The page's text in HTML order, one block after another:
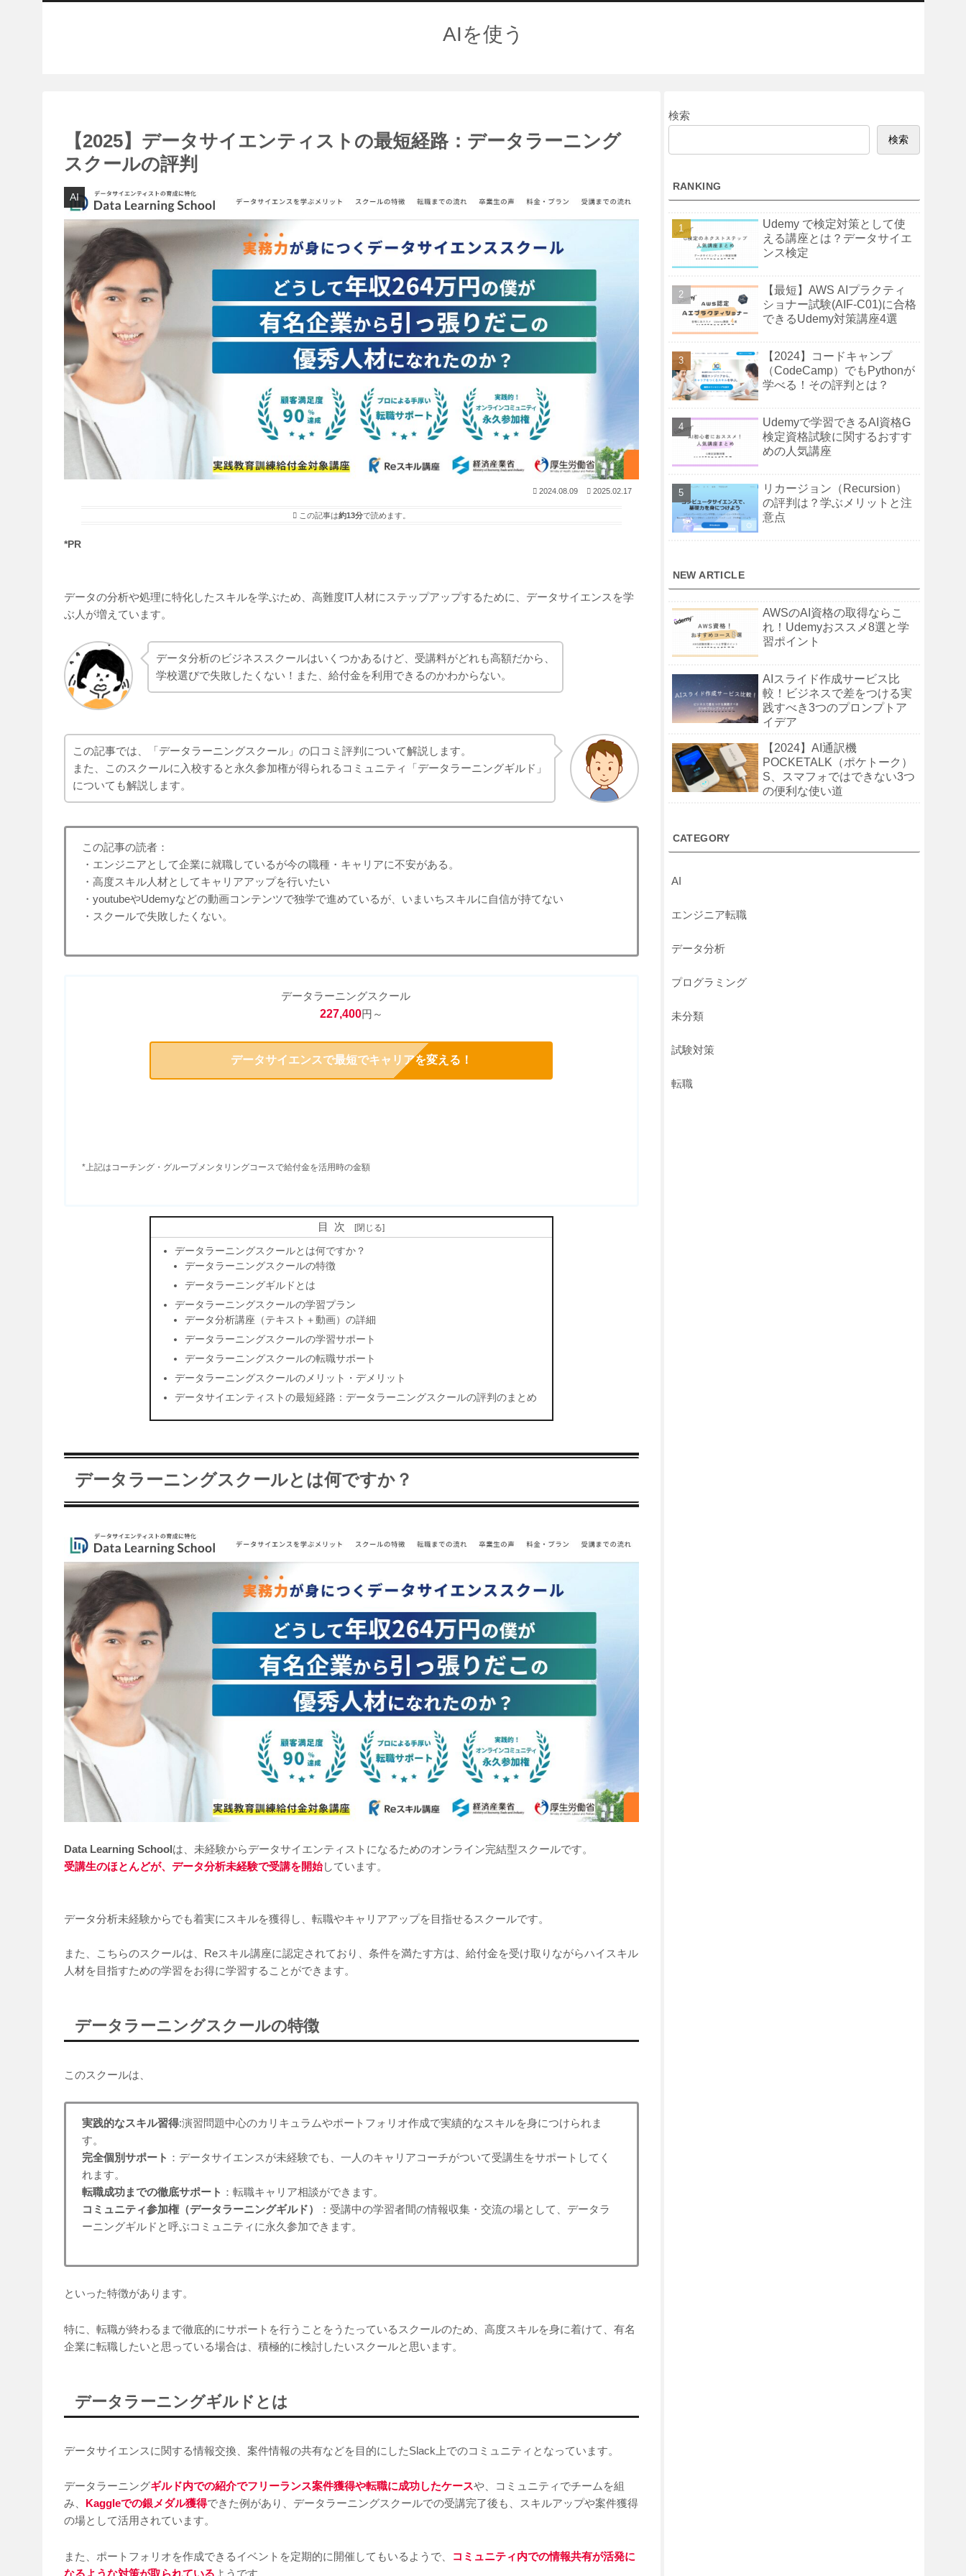
AIを使う
【2025】データサイエンティストの最短経路：データラーニング
スクールの評判
AI
2024.08.09 2025.02.17
この記事は約13分で読めます。
*PR
データの分析や処理に特化したスキルを学ぶため、高難度IT人材にステップアップするために、データサイエンスを学
ぶ人が増えています。
データ分析のビジネススクールはいくつかあるけど、受講料がどれも高額だから、
学校選びで失敗したくない！また、給付金を利用できるのかわからない。
この記事では、「データラーニングスクール」の口コミ評判について解説します。
また、このスクールに入校すると永久参加権が得られるコミュニティ「データラーニングギルド」
についても解説します。
この記事の読者：
・エンジニアとして企業に就職しているが今の職種・キャリアに不安がある。
・高度スキル人材としてキャリアアップを行いたい
・youtubeやUdemyなどの動画コンテンツで独学で進めているが、いまいちスキルに自信が持てない
・スクールで失敗したくない。
データラーニングスクール
227,400円～
データサイエンスで最短でキャリアを変える！
*上記はコーチング・グループメンタリングコースで給付金を活用時の金額
目次
データラーニングスクールとは何ですか？
データラーニングスクールの特徴
データラーニングギルドとは
データラーニングスクールの学習プラン
データ分析講座（テキスト＋動画）の詳細
データラーニングスクールの学習サポート
データラーニングスクールの転職サポート
データラーニングスクールのメリット・デメリット
データサイエンティストの最短経路：データラーニングスクールの評判のまとめ
データラーニングスクールとは何ですか？
Data Learning Schoolは、未経験からデータサイエンティストになるためのオンライン完結型スクールです。
受講生のほとんどが、データ分析未経験で受講を開始しています。
データ分析未経験からでも着実にスキルを獲得し、転職やキャリアアップを目指せるスクールです。
また、こちらのスクールは、Reスキル講座に認定されており、条件を満たす方は、給付金を受け取りながらハイスキル
人材を目指すための学習をお得に学習することができます。
データラーニングスクールの特徴
このスクールは、
実践的なスキル習得:演習問題中心のカリキュラムやポートフォリオ作成で実績的なスキルを身につけられま
す。
完全個別サポート ：データサイエンスが未経験でも、一人のキャリアコーチがついて受講生をサポートしてく
れます。
転職成功までの徹底サポート ：転職キャリア相談ができます。
コミュニティ参加権（データラーニングギルド）
：受講中の学習者間の情報収集・交流の場として、データラ
ーニングギルドと呼ぶコミュニティに永久参加できます。
といった特徴があります。
特に、転職が終わるまで徹底的にサポートを行うことをうたっているスクールのため、高度スキルを身に着けて、有名
企業に転職したいと思っている場合は、積極的に検討したいスクールと思います。
データラーニングギルドとは
データサイエンスに関する情報交換、案件情報の共有などを目的にしたSlack上でのコミュニティとなっています。
データラーニングギルド内での紹介でフリーランス案件獲得や転職に成功したケースや、コミュニティでチームを組
み、 Kaggleでの銀メダル獲得できた例があり、データラーニングスクールでの受講完了後も、スキルアップや案件獲得
の場として活用されています。
また、ポートフォリオを作成できるイベントを定期的に開催してもいるようで、
コミュニティ内での情報共有が活発に
なるような対策が取られている ようです。
検索
検索
RANKING
Udemy で検定対策として使
える講座とは？データサイエ
ンス検定
【最短】AWS AIプラクティ
ショナー試験(AIF-C01)に合格
できるUdemy対策講座4選
【2024】コードキャンプ
（CodeCamp）でもPythonが
学べる！その評判とは？
Udemyで学習できるAI資格G
検定資格試験に関するおすす
めの人気講座
リカージョン（Recursion）
の評判は？学ぶメリットと注
意点
NEW ARTICLE
AWSのAI資格の取得ならこ
れ！Udemyおススメ8選と学
習ポイント
AIスライド作成サービス比
較！ビジネスで差をつける実
践すべき3つのプロンプトア
イデア
【2024】AI通訳機
POCKETALK（ポケトーク）
S、スマフォではできない3つ
の便利な使い道
CATEGORY
AI
エンジニア転職
データ分析
プログラミング
未分類
試験対策
転職